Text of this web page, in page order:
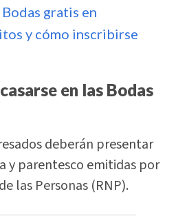
Bodas gratis en
y cómo inscribirse
en las Bodas
deberán presentar
y parentesco emitidas por
las Personas (RNP).